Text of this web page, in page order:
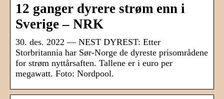
12 ganger dyrere strøm enn i
Sverige – NRK
30. des. 2022 — NEST DYREST: Etter
Storbritannia har Sør-Norge de dyreste prisområdene
for strøm nyttårsaften. Tallene er i euro per
megawatt. Foto: Nordpool.